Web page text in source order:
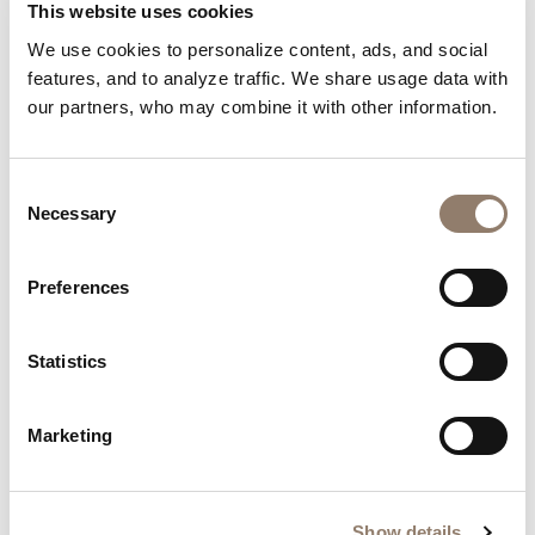
This website uses cookies
We use cookies to personalize content, ads, and social
features, and to analyze traffic. We share usage data with
our partners, who may combine it with other information.
Selection
Necessary
Preferences
Statistics
Marketing
4. Adapta tus uñas a tu estilo
a la piscina? Elige un tono de esmalte de gel que
5. Deja que tus uñas respiren
después de bañarte en el mar o en la piscina. Esto
manicura fresca y tus uñas sanas mientras disfrutas